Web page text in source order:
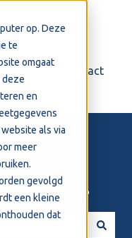
op. Deze
te
omgaat
deze
en
als via
meer
gevolgd
een kleine
dat
Support Contact
je helpen?